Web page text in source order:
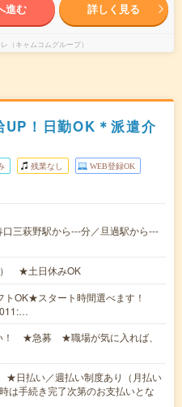
進む 詳しく見る
（キャムコムグループ）
UP！日勤OK＊派遣介
残業なし WEB登録OK
三萩野駅から---分／旦過駅から---
） ★土日休みOK
OK★スタート時間選べます！
！ ★急募 ★職場が気に入れば、
日払い／週払い制度あり（月払い
は手続き完了次第のお支払いとな